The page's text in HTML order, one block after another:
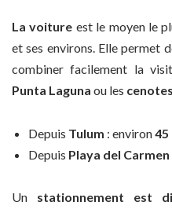
La voiture est le moyen le
et ses environs. Elle permet
combiner facilement la
Punta Laguna ou les
Depuis Tulum : environ45
Depuis Playa del Carmen
Un stationnement est